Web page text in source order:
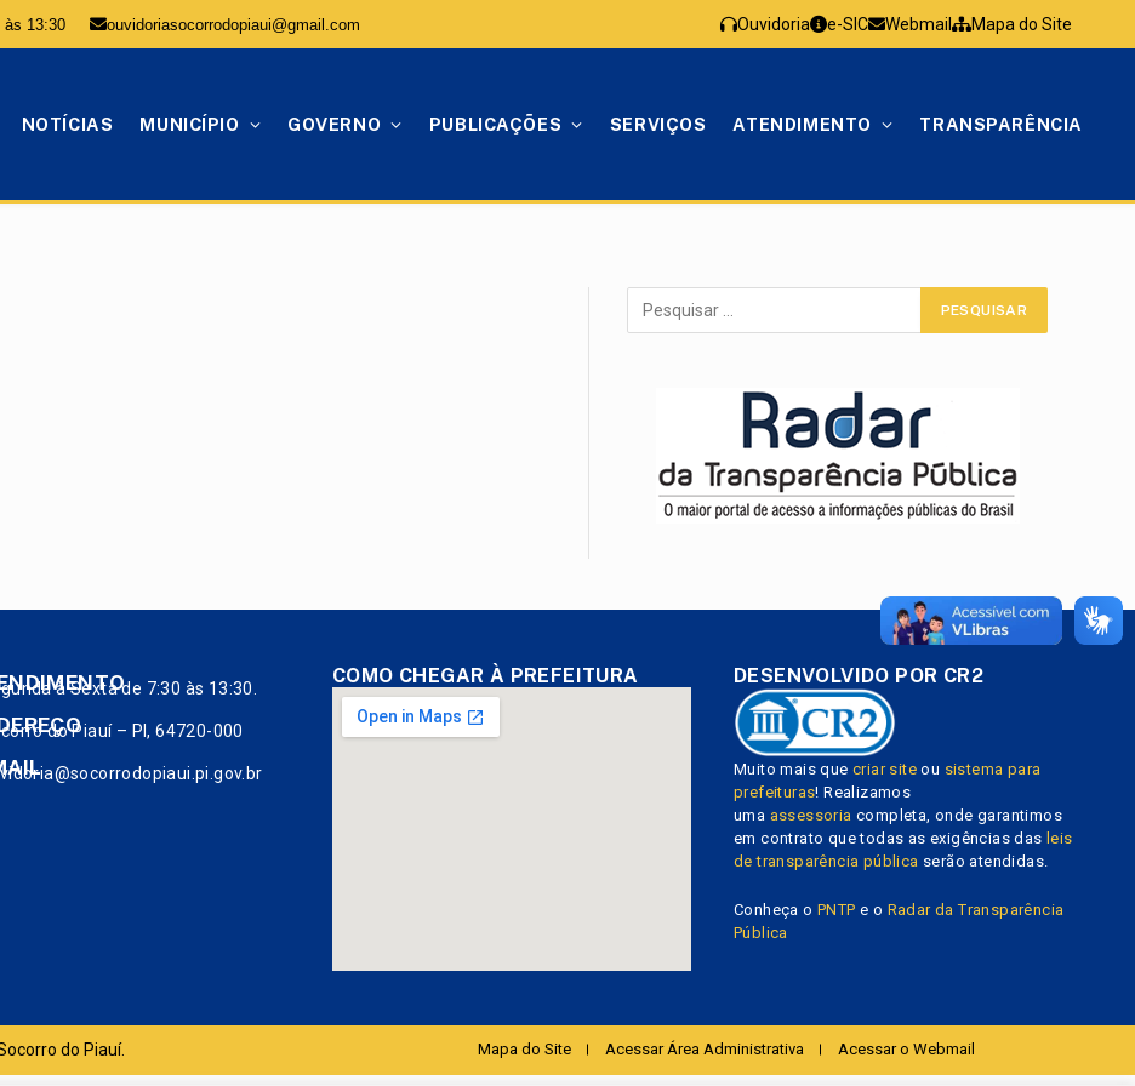
às 13:30 ouvidoriasocorrodopiaui@gmail.com Ouvidoria e-SIC Webmail Mapa do Site
NOTÍCIAS MUNICÍPIO GOVERNO PUBLICAÇÕES SERVIÇOS ATENDIMENTO TRANSPARÊNCIA
à Sexta de 7:30 às 13:30.
do Piauí – PI, 64720-000
COMO CHEGAR À PREFEITURA DESENVOLVIDO POR CR2
Muito mais quecriar site ou sistema para
prefeituras! Realizamos
uma assessoria completa, onde garantimos
em contrato que todas as exigências das leis
de transparência pública serão atendidas.
Conheça oPNTP e o Radar da Transparência
Pública
do Piauí. Mapa do Site Acessar Área Administrativa Acessar o Webmail